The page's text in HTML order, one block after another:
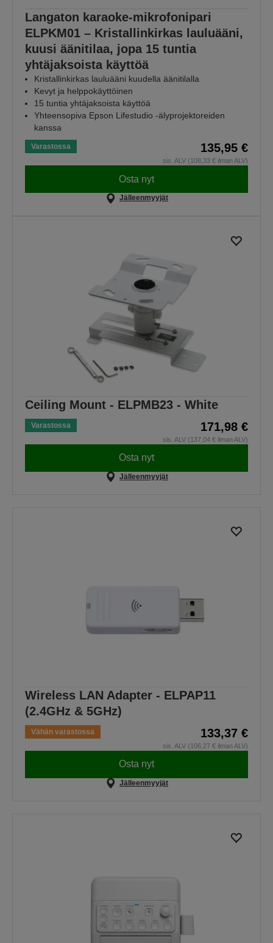
Langaton karaoke-mikrofonipari
ELPKM01 – Kristallinkirkas lauluääni,
kuusi äänitilaa, jopa 15 tuntia
yhtäjaksoista käyttöä
Kristallinkirkas lauluääni kuudella äänitilalla
Kevyt ja helppokäyttöinen
15 tuntia yhtäjaksoista käyttöä
Yhteensopiva Epson Lifestudio -älyprojektoreiden
kanssa
Varastossa 135,95 €
sis. ALV (108,33 € ilman ALV)
Osta nyt
Jälleenmyyjät
Ceiling Mount - ELPMB23 - White
Varastossa 171,98 €
sis. ALV (137,04 € ilman ALV)
Osta nyt
Jälleenmyyjät
Wireless LAN Adapter - ELPAP11
(2.4GHz & 5GHz)
Vähän varastossa 133,37 €
sis. ALV (106,27 € ilman ALV)
Osta nyt
Jälleenmyyjät